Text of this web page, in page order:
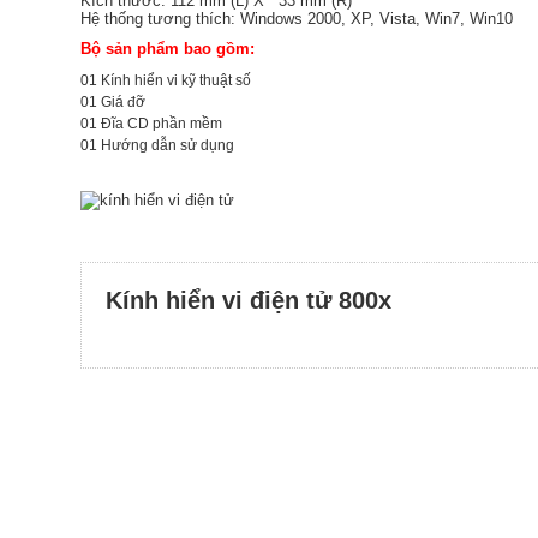
Hệ thống tương thích: Windows 2000, XP, Vista, Win7, Win10
Bộ sản phẩm bao gồm:
01 Kính hiển vi kỹ thuật số
01 Giá đỡ
01 Đĩa CD phần mềm
01 Hướng dẫn sử dụng
Kính hiển vi điện tử 800x